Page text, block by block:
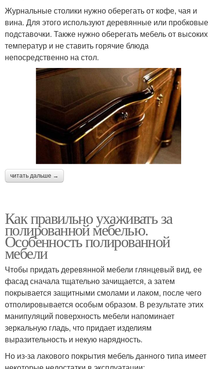
Журнальные столики нужно оберегать от кофе, чая и
вина. Для этого используют деревянные или пробковые
подставочки. Также нужно оберегать мебель от высоких
температур и не ставить горячие блюда
непосредственно на стол.
читать дальше →
Как правильно ухаживать за
полированной мебелью.
Особенность полированной
мебели
Чтобы придать деревянной мебели глянцевый вид, ее
фасад сначала тщательно зачищается, а затем
покрывается защитными смолами и лаком, после чего
отполировывается особым образом. В результате этих
манипуляций поверхность мебели напоминает
зеркальную гладь, что придает изделиям
выразительность и некую нарядность.
Но из-за лакового покрытия мебель данного типа имеет